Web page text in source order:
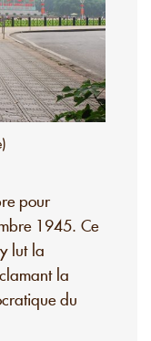
pour
1945. Ce
lut la
la
du